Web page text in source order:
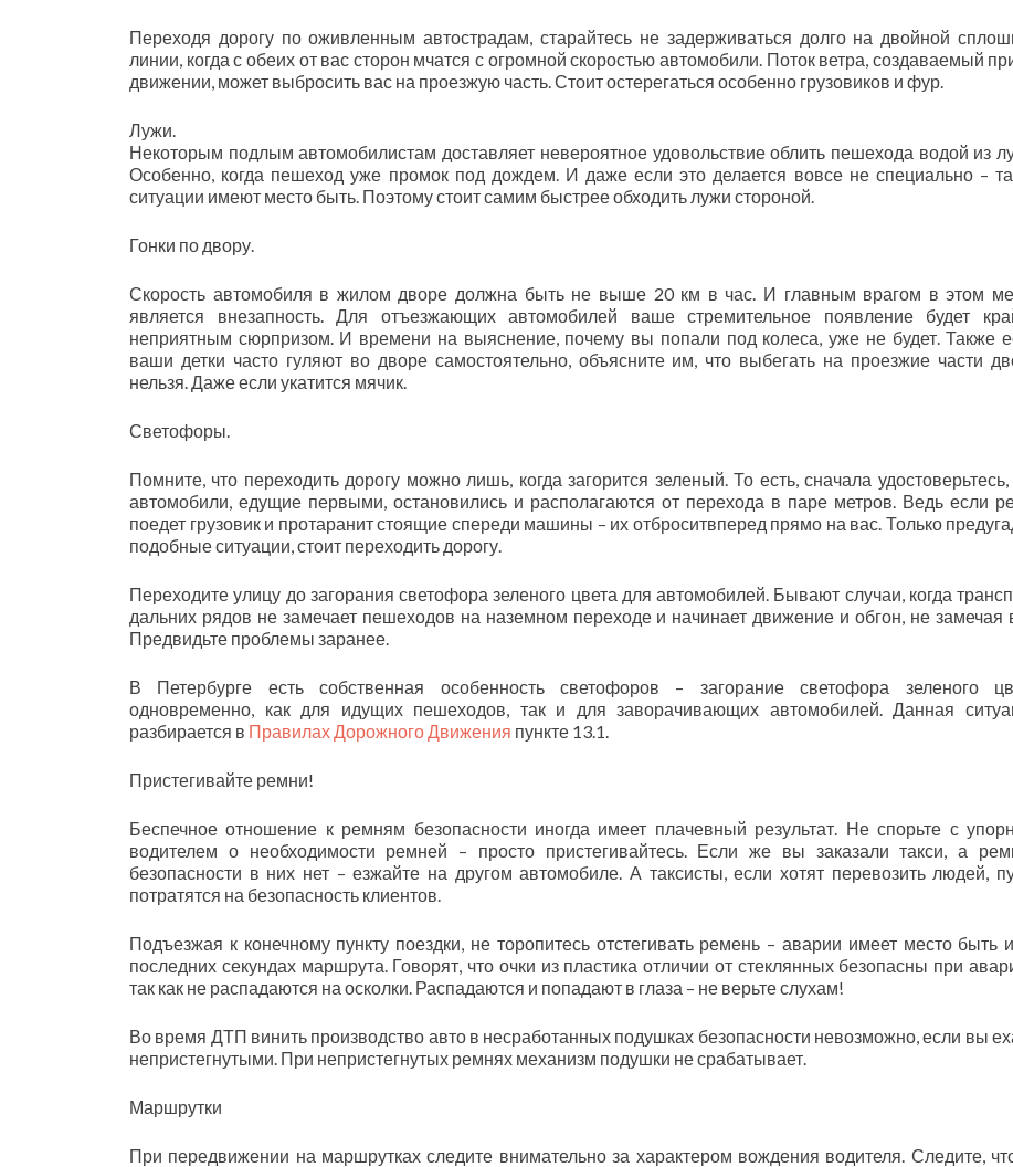
Переходя дорогу по оживленным автострадам, старайтесь не задерживаться долго на двойной
линии, когда с обеих от вас сторон мчатся с огромной скоростью автомобили. Поток ветра, создаваемый
движении, может выбросить вас на проезжую часть. Стоит остерегаться особенно грузовиков и фур.
Лужи.
Некоторым подлым автомобилистам доставляет невероятное удовольствие облить пешехода водой из
Особенно, когда пешеход уже промок под дождем. И даже если это делается вовсе не специально –
ситуации имеют место быть. Поэтому стоит самим быстрее обходить лужи стороной.
Гонки по двору.
Скорость автомобиля в жилом дворе должна быть не выше 20 км в час. И главным врагом в этом
является внезапность. Для отъезжающих автомобилей ваше стремительное появление будет
неприятным сюрпризом. И времени на выяснение, почему вы попали под колеса, уже не будет. Также
ваши детки часто гуляют во дворе самостоятельно, объясните им, что выбегать на проезжие части
нельзя. Даже если укатится мячик.
Светофоры.
Помните, что переходить дорогу можно лишь, когда загорится зеленый. То есть, сначала удостоверьтесь,
автомобили, едущие первыми, остановились и располагаются от перехода в паре метров. Ведь если
поедет грузовик и протаранит стоящие спереди машины – их отброситвперед прямо на вас. Только
подобные ситуации, стоит переходить дорогу.
Переходите улицу до загорания светофора зеленого цвета для автомобилей. Бывают случаи, когда
дальних рядов не замечает пешеходов на наземном переходе и начинает движение и обгон, не замечая
Предвидьте проблемы заранее.
В Петербурге есть собственная особенность светофоров – загорание светофора зеленого
одновременно, как для идущих пешеходов, так и для заворачивающих автомобилей. Данная
разбирается в Правилах Дорожного Движения пункте 13.1.
Пристегивайте ремни!
Беспечное отношение к ремням безопасности иногда имеет плачевный результат. Не спорьте с
водителем о необходимости ремней – просто пристегивайтесь. Если же вы заказали такси, а
безопасности в них нет – езжайте на другом автомобиле. А таксисты, если хотят перевозить людей,
потратятся на безопасность клиентов.
Подъезжая к конечному пункту поездки, не торопитесь отстегивать ремень – аварии имеет место быть
последних секундах маршрута. Говорят, что очки из пластика отличии от стеклянных безопасны при
так как не распадаются на осколки. Распадаются и попадают в глаза – не верьте слухам!
Во время ДТП винить производство авто в несработанных подушках безопасности невозможно, если вы
непристегнутыми. При непристегнутых ремнях механизм подушки не срабатывает.
Маршрутки
При передвижении на маршрутках следите внимательно за характером вождения водителя. Следите,